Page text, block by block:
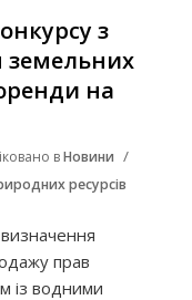
з
земельних
на
вНовини /
ресурсів
прав
із водними